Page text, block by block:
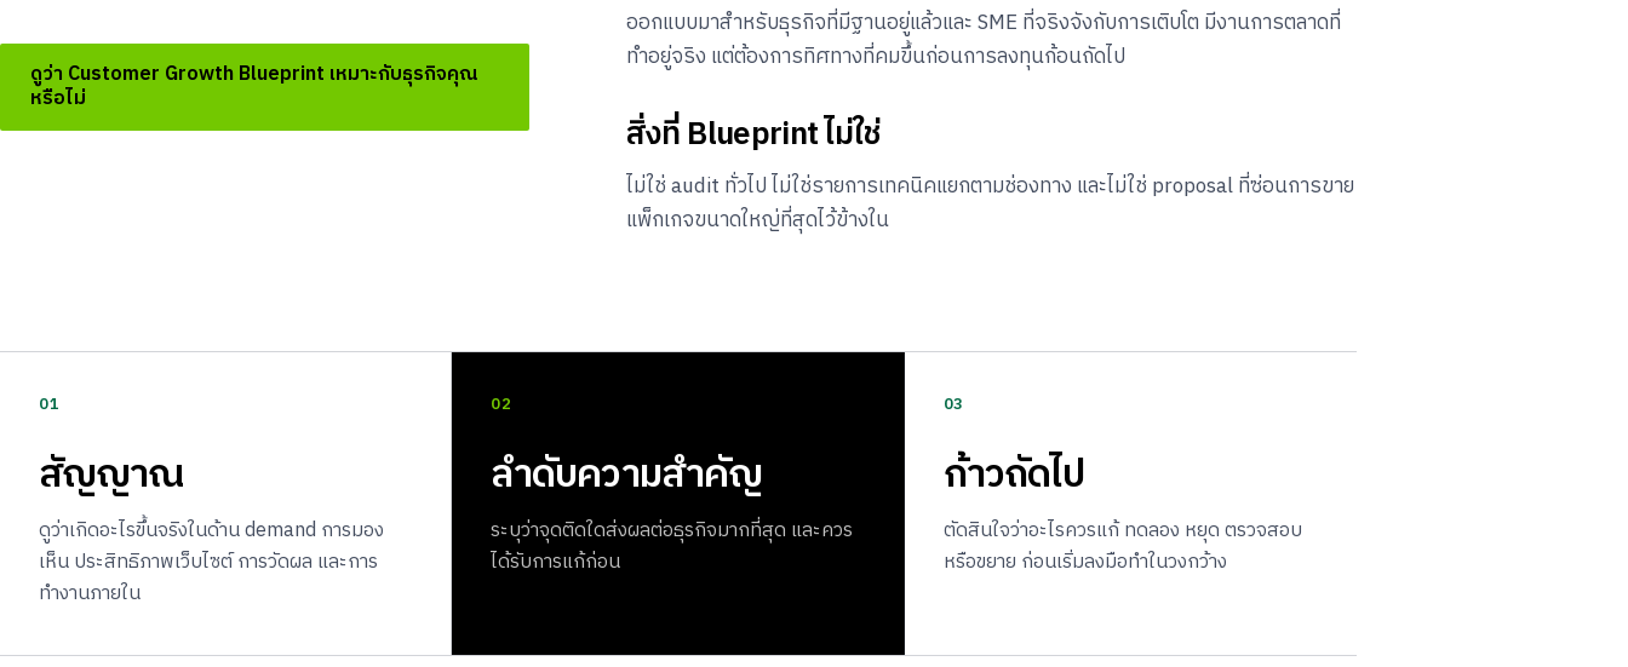
ดูว่า Customer Growth Blueprint เหมาะกับธุรกิจคุณ
หรือไม่
ออกแบบมาสำหรับธุรกิจที่มีฐานอยู่แล้วและ SME ที่จริงจังกับการเติบโต มีงานการตลาดที่
ทำอยู่จริง แต่ต้องการทิศทางที่คมขึ้นก่อนการลงทุนก้อนถัดไป
สิ่งที่ Blueprint ไม่ใช่
ไม่ใช่ audit ทั่วไป ไม่ใช่รายการเทคนิคแยกตามช่องทาง และไม่ใช่ proposal ที่ซ่อนการขาย
แพ็กเกจขนาดใหญ่ที่สุดไว้ข้างใน
01
สัญญาณ
ดูว่าเกิดอะไรขึ้นจริงในด้าน demand การมอง
เห็น ประสิทธิภาพเว็บไซต์ การวัดผล และการ
ทำงานภายใน
02
ลำดับความสำคัญ
ระบุว่าจุดติดใดส่งผลต่อธุรกิจมากที่สุด และควร
ได้รับการแก้ก่อน
03
ก้าวถัดไป
ตัดสินใจว่าอะไรควรแก้ ทดลอง หยุด ตรวจสอบ
หรือขยาย ก่อนเริ่มลงมือทำในวงกว้าง